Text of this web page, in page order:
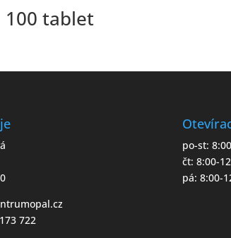
100 tablet
722
po-st:
čt: 8:00-
pá: 8:00-